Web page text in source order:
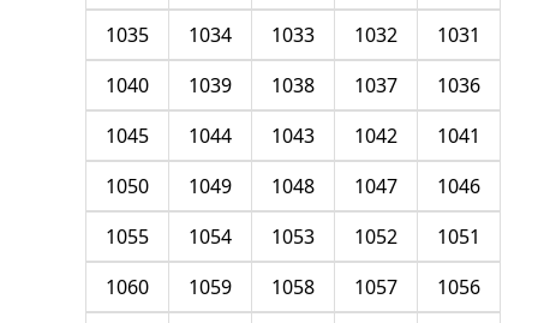
1031
1032
1033
1034
1035
1036
1037
1038
1039
1040
1041
1042
1043
1044
1045
1046
1047
1048
1049
1050
1051
1052
1053
1054
1055
1056
1057
1058
1059
1060